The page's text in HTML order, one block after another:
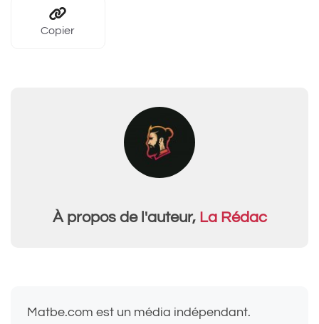
Copier
À propos de l'auteur, La Rédac
Matbe.com est un média indépendant.